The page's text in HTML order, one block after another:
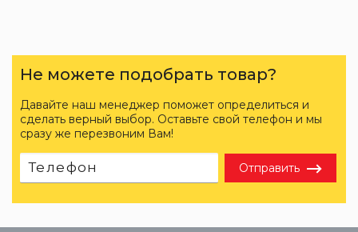
Не можете подобрать товар?
Давайте наш менеджер поможет определиться и
сделать верный выбор. Оставьте свой телефон и мы
сразу же перезвоним Вам!
Отправить